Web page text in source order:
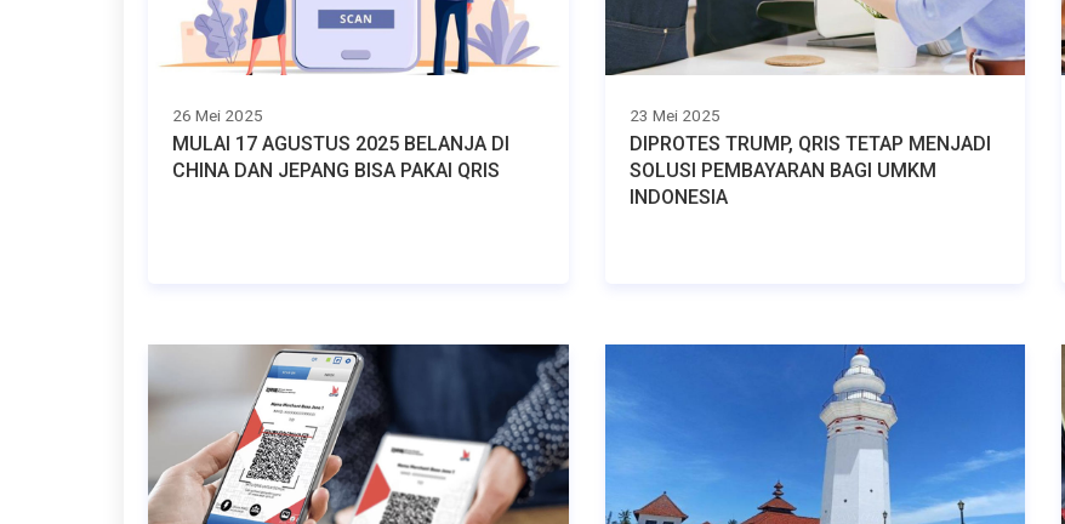
26 Mei 2025
MULAI 17 AGUSTUS 2025 BELANJA DI
CHINA DAN JEPANG BISA PAKAI QRIS
23 Mei 2025
DIPROTES TRUMP, QRIS TETAP MENJADI
SOLUSI PEMBAYARAN BAGI UMKM
INDONESIA